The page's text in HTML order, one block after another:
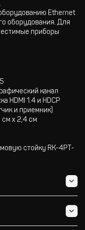
Ethernet
оборудования. Для
приборы
канал
HDMI 1.4 и HDCP
и приемник)
см x 2,4 см
стойку RK-4PT-